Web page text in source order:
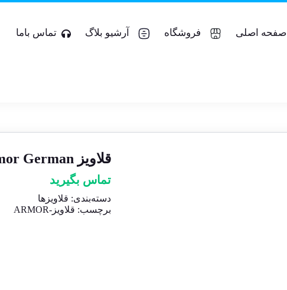
صفحه اصلی فروشگاه آرشیو بلاگ تماس باما
قلاویز M۸ Armor German
تماس بگیرید
دسته‌بندی: قلاویزها
برچسب: قلاویز-ARMOR